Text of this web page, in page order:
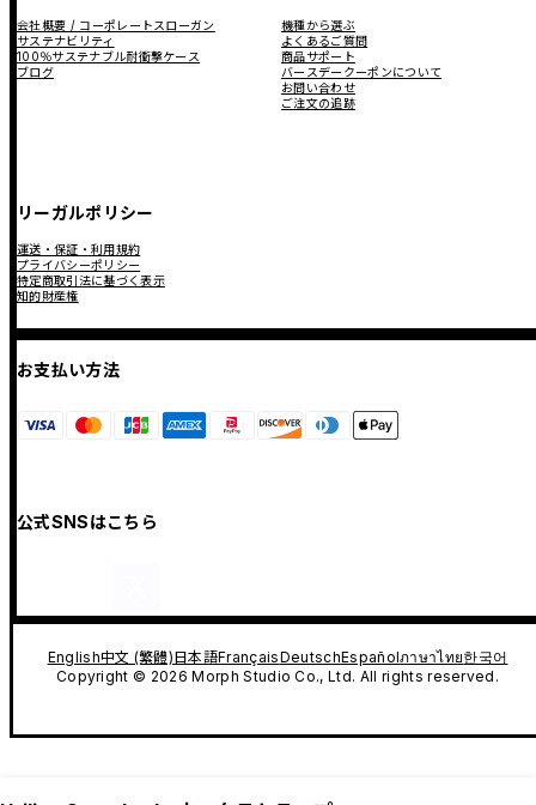
会社概要 / コーポレートスローガン
サステナビリティ
100％サステナブル耐衝撃ケース
ブログ
機種から選ぶ
よくあるご質問
商品サポート
バースデークーポンについて
お問い合わせ
ご注文の追跡
リーガルポリシー
運送・保証・利用規約
プライバシーポリシー
特定商取引法に基づく表示
知的財産権
お支払い方法
公式SNSはこちら
English中文 (繁體)日本語FrançaisDeutschEspañolภาษาไทย한국어
Copyright © 2026 Morph Studio Co., Ltd. All rights reserved.